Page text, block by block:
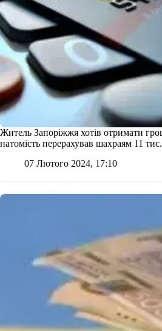
Житель Запоріжжя хотів отримати
натомість перерахував шахраям 11
07 Лютого 2024, 17:10